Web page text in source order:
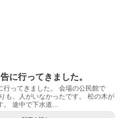
に行ってきました。
行ってきました。 会場の公民館で
も、人がいなかったです。 松の木が
。 途中で下水道...